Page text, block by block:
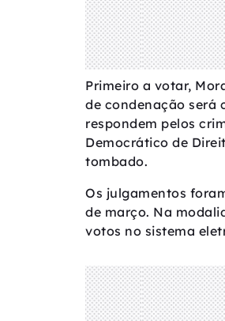
Primeiro a votar,
de condenação será
respondem pelos
Democrático de
tombado.
Os julgamentos
de março. Na
votos no sistema